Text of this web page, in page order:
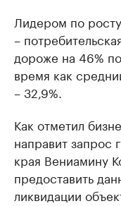
Лидером по
–
дороже на 46%
время как
– 32,9%.
Как отметил
направит запрос
края Вениамину
предоставить
ликвидации